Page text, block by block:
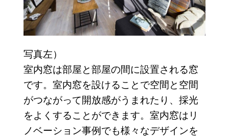
写真左）
室内窓は部屋と部屋の間に設置される窓
です。室内窓を設けることで空間と空間
がつながって開放感がうまれたり、採光
をよくすることができます。室内窓はリ
ノベーション事例でも様々なデザインを